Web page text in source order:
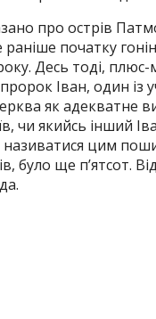
про острів
початку
Десь тоді, плюс-
Іван, один із
як адекватне
чи якийсь інший
називатися цим
було ще п’ятсот.